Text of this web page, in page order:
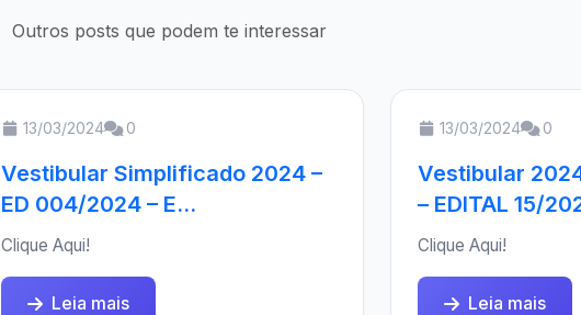
Outros posts que podem te interessar
13/03/2024 0
Vestibular Simplificado 2024 –
ED 004/2024 – E...
Clique Aqui!
Leia mais
13/03/2024 0
Vestibular
– EDITAL 15/
Clique Aqui!
Leia mais